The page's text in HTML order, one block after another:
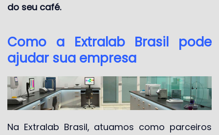
do seu café.
Como a Extralab Brasil pode
ajudar sua empresa
Na Extralab Brasil, atuamos como parceiros